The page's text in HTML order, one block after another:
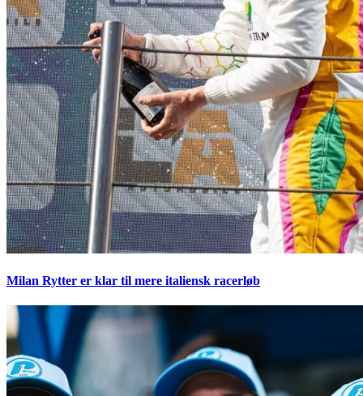
Milan Rytter er klar til mere italiensk racerløb